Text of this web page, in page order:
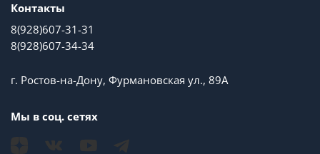
Контакты
8(928)607-31-31
8(928)607-34-34
г. Ростов-на-Дону, Фурмановская ул., 89А
Мы в соц. сетях